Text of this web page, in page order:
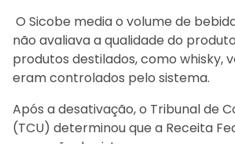
O Sicobe media o volume de
não avaliava a qualidade do
produtos destilados, como whisky,
eram controlados pelo sistema.
Após a desativação, o Tribunal de
(TCU) determinou que a Receita